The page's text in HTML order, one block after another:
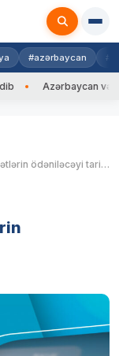
#azərbaycan
Azərbaycan və
Bütün növ sosial müavinətlərin ödəniləcəyi tarix açıqlanıb